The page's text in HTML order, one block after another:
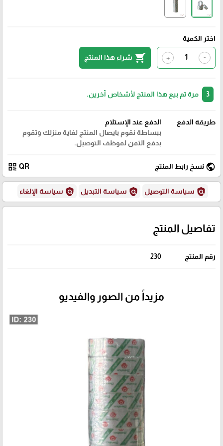
اختر الكمية
-
+
shopping_cart شراء هذا المنتج
مرة تم بيع هذا المنتج لأشخاص آخرين.
طريقة الدفع
الدفع عند الإستلام
ببساطة نقوم بايصال المنتج لغاية منزلك وتقوم
بدفع الثمن لموظف التوصيل.
public نسخ رابط المنتج QR
qr_code
policy سياسة التوصيل policy سياسة التبديل policy سياسة الإلغاء
تفاصيل المنتج
رقم المنتج 230
مزيداً من الصور والفيديو